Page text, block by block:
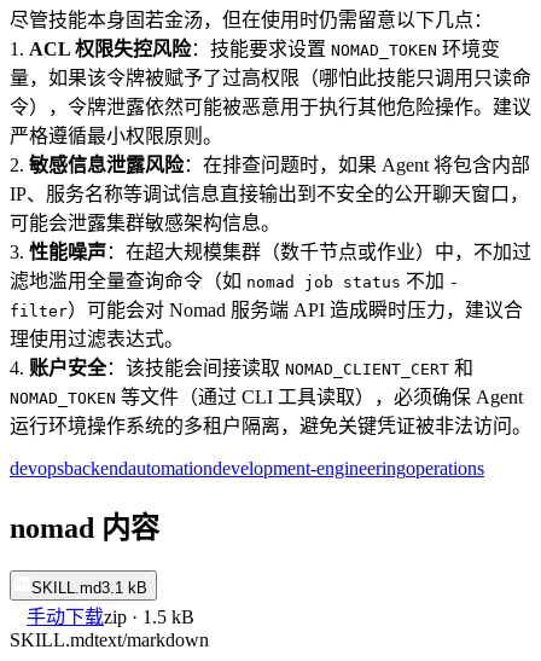
尽管技能本身固若金汤，但在使用时仍需留意以下几点：
1. ACL 权限失控风险：技能要求设置 NOMAD_TOKEN 环境变
量，如果该令牌被赋予了过高权限（哪怕此技能只调用只读命
令），令牌泄露依然可能被恶意用于执行其他危险操作。建议
严格遵循最小权限原则。
2. 敏感信息泄露风险：在排查问题时，如果 Agent 将包含内部
IP、服务名称等调试信息直接输出到不安全的公开聊天窗口，
可能会泄露集群敏感架构信息。
3. 性能噪声：在超大规模集群（数千节点或作业）中，不加过
滤地滥用全量查询命令（如 nomad job status 不加 -
filter）可能会对 Nomad 服务端 API 造成瞬时压力，建议合
理使用过滤表达式。
4. 账户安全：该技能会间接读取 NOMAD_CLIENT_CERT 和
NOMAD_TOKEN 等文件（通过 CLI 工具读取），必须确保 Agent
运行环境操作系统的多租户隔离，避免关键凭证被非法访问。
devopsbackendautomationdevelopment-engineeringoperations
nomad 内容
SKILL.md3.1 kB
手动下载zip · 1.5 kB
SKILL.mdtext/markdown